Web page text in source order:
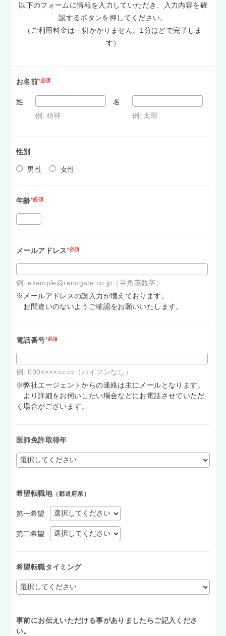
以下のフォームに情報を入力していただき、入力内容を確
認するボタンを押してください。
（ご利用料金は一切かかりません。1分ほどで完了しま
す）
お名前*必須
姓
例: 精神
名
例: 太郎
性別
男性 女性
年齢*必須
メールアドレス*必須
例: example@renogate.co.jp（半角英数字）
※メールアドレスの誤入力が増えております。
お間違いのないようご確認をお願いいたします。
電話番号*必須
例: 090××××○○○○（ハイフンなし）
※弊社エージェントからの連絡は主にメールとなります。
より詳細をお伺いしたい場合などにお電話させていただ
く場合がございます。
医師免許取得年
希望転職地（都道府県）
第一希望
第二希望
希望転職タイミング
事前にお伝えいただける事がありましたらご記入くださ
い。